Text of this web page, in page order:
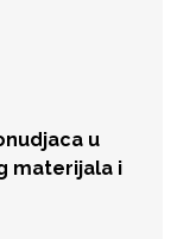
u
materijala i